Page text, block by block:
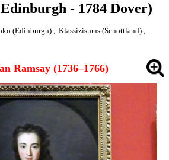
Edinburgh - 1784 Dover)
(Edinburgh) , Klassizismus (Schottland) ,
Ramsay (1736–1766)